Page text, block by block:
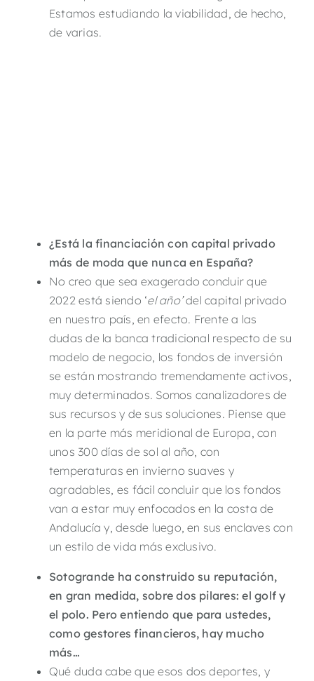
Estamos estudiando la viabilidad, de hecho,
de varias.
¿Está la financiación con capital privado
más de moda que nunca en España?
No creo que sea exagerado concluir que
2022 está siendo ‘el año’del capital privado
en nuestro país, en efecto. Frente a las
dudas de la banca tradicional respecto de su
modelo de negocio, los fondos de inversión
se están mostrando tremendamente activos,
muy determinados. Somos canalizadores de
sus recursos y de sus soluciones. Piense que
en la parte más meridional de Europa, con
unos 300 días de sol al año, con
temperaturas en invierno suaves y
agradables, es fácil concluir que los fondos
van a estar muy enfocados en la costa de
Andalucía y, desde luego, en sus enclaves con
un estilo de vida más exclusivo.
Sotogrande ha construido su reputación,
en gran medida, sobre dos pilares: el golf y
el polo. Pero entiendo que para ustedes,
como gestores financieros, hay mucho
más…
Qué duda cabe que esos dos deportes, y